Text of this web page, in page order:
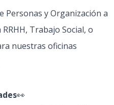
Personas y Organización a
Trabajo Social, o
nuestras oficinas
👀